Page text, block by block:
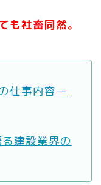
も社畜同然。
仕事内容ー
建設業界の